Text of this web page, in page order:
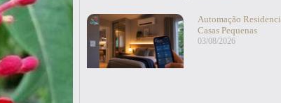
Automação
Casas Pequenas
03/08/2026